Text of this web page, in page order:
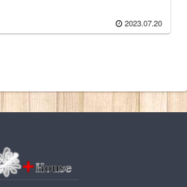
2023.07.20